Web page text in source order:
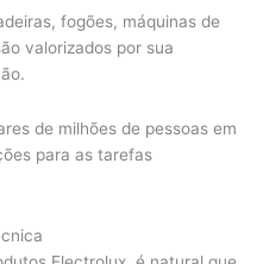
fogões, máquinas de
valorizados por sua
de milhões de pessoas em
para as tarefas